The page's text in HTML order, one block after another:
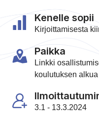
Kenelle sopii
Kirjoittamisesta
Paikka
Linkki
koulutuksen alkua
3.1 - 13.3.2024